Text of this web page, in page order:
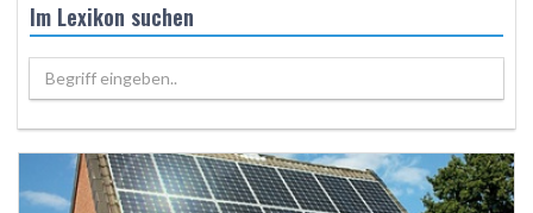
Im Lexikon suchen
Begriff eingeben..